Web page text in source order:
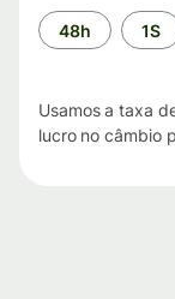
Período
de
48h 1S
Usamos a taxa
lucro no câmbio